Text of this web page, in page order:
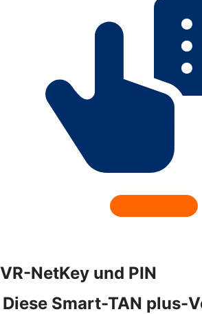
VR-NetKey und PIN
Diese Smart-TAN plus-